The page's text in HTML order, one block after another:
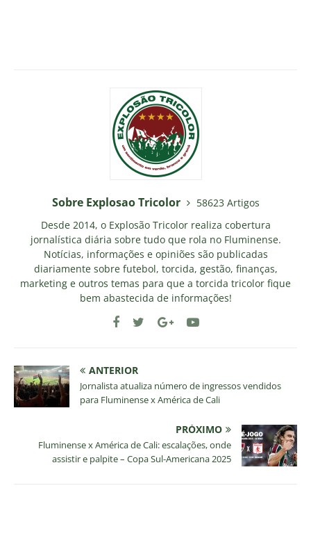
Sobre Explosao Tricolor
58623 Artigos
Desde 2014, o Explosão Tricolor realiza cobertura
jornalística diária sobre tudo que rola no Fluminense.
Notícias, informações e opiniões são publicadas
diariamente sobre futebol, torcida, gestão, finanças,
marketing e outros temas para que a torcida tricolor fique
bem abastecida de informações!
ANTERIOR
Jornalista atualiza número de ingressos vendidos
para Fluminense x América de Cali
PRÓXIMO
Fluminense x América de Cali: escalações, onde
assistir e palpite – Copa Sul-Americana 2025